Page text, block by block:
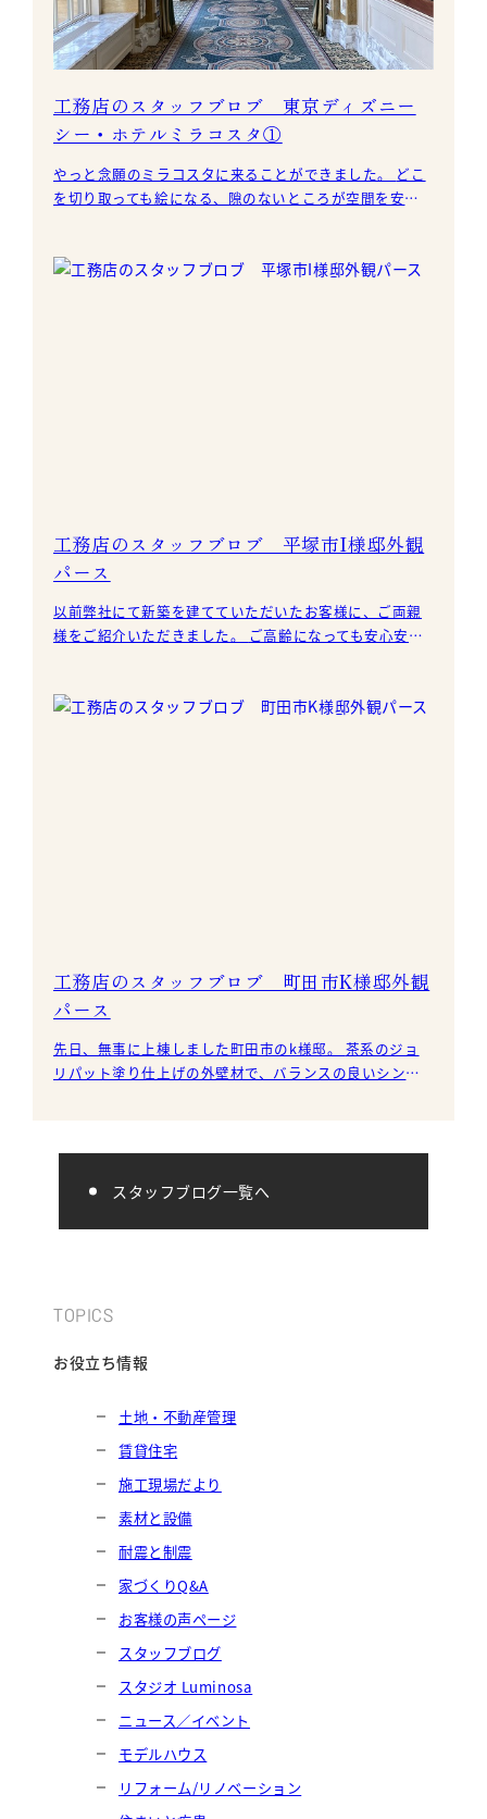
工務店のスタッフブロブ 東京ディズニー
シー・ホテルミラコスタ①
やっと念願のミラコスタに来ることができました。 どこ
を切り取っても絵になる、隙のないところが空間を安心
工務店のスタッフブロブ 平塚市I様邸外観
パース
以前弊社にて新築を建てていただいたお客様に、ご両親
様をご紹介いただきました。 ご高齢になっても安心安全
工務店のスタッフブロブ 町田市K様邸外観
パース
先日、無事に上棟しました町田市のk様邸。 茶系のジョ
リパット塗り仕上げの外壁材で、バランスの良いシンプ
スタッフブログ一覧へ
TOPICS
お役立ち情報
土地・不動産管理
賃貸住宅
施工現場だより
素材と設備
耐震と制震
家づくりQ&A
お客様の声ページ
スタッフブログ
スタジオ Luminosa
ニュース／イベント
モデルハウス
リフォーム/リノベーション